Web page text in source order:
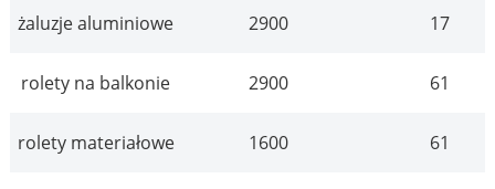
żaluzje aluminiowe 2900 17
rolety na balkonie 2900 61
rolety materiałowe 1600 61